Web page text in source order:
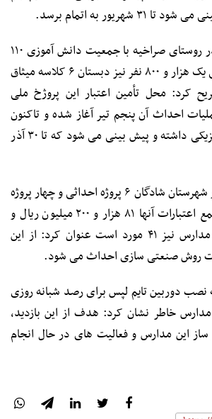
به اتمام برسد.
وی با اشاره به اینکه در روستای صراخیه با جمعیت دانش آموزی ۱۱۰
نفر و جمعیت روستایی یک هزار و ۸۰۰ نفر نیز دبستان ۶ کلاسه میثاق
کرد: محل تأمین اعتبار این پروژخ ملی
احداث آن پنجم تیر آغاز شده و تاکنون
۴۵ درصد پیشرفت فیزیکی داشته و پیش بینی می شود که تا ۳۰ آذر
قربانی با بیان اینکه در شهرستان شادگان ۶ پروژه احداثی و چهار پروژه
تعمیراتی داریم که جمع اعتبارات آنها ۸۱ هزار و ۲۰۰ میلیون ریال و
جمع کلاس های این مدارس نیز ۴۱ مورد است عنوان کرد: از این
روش صنعتی سازی احداث می شود.
نصب دوربین تایم لپس برای رصد شبانه روزی
خاطر نشان کرد: هدف از این بازدید،
این مدارس و فعالیت های در حال انجام